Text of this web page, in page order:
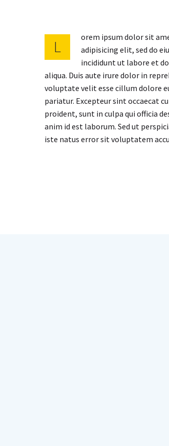
L
orem ipsum dolor sit
adipisicing elit, sed do
incididunt ut labore et
aliqua. Duis aute irure dolor in
voluptate velit esse cillum dolore
pariatur. Excepteur sint occaecat
proident, sunt in culpa qui officia
anim id est laborum. Sed ut
iste natus error sit voluptatem